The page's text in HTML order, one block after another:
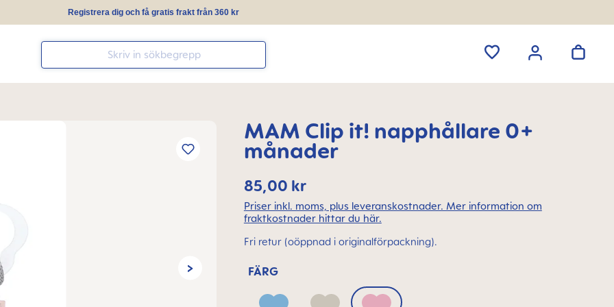
Registrera dig och få gratis frakt från 360 kr
MAM Clip it! napphållare 0+
månader
85,00 kr
Priser inkl. moms, plus leveranskostnader. Mer information om
fraktkostnader hittar du här.
Fri retur (oöppnad i originalförpackning).
FÄRG